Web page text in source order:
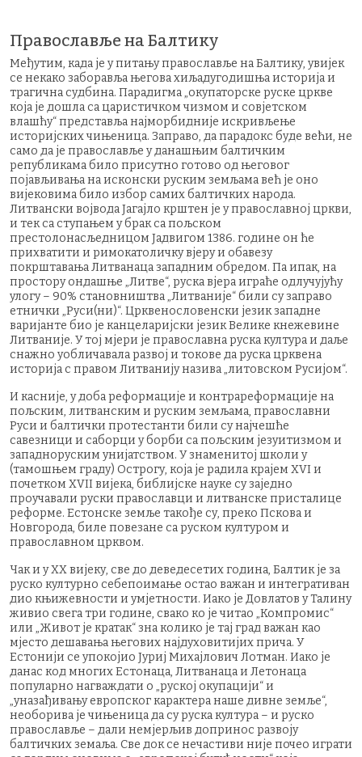
Православље на Балтику
Међутим, када је у питању православље на Балтику, увијек
се некако заборавља његова хиљадугодишња историја и
трагична судбина. Парадигма „окупаторске руске цркве
која је дошла са царистичком чизмом и совјетском
влашћу“ представља најморбидније искривљење
историјских чињеница. Заправо, да парадокс буде већи, не
само да је православље у данашњим балтичким
републикама било присутно готово од његовог
појављивања на исконски руским земљама већ је оно
вијековима било избор самих балтичких народа.
Литвански војвода Јагајло крштен је у православној цркви,
и тек са ступањем у брак са пољском
престолонасљедницом Јадвигом 1386. године он ће
прихватити и римокатоличку вјеру и обавезу
покрштавања Литванаца западним обредом. Па ипак, на
простору ондашње „Литве“, руска вјера играће одлучујућу
улогу – 90% становништва „Литваније“ били су заправо
етнички „Руси(ни)“. Црквенословенски језик западне
варијанте био је канцеларијски језик Велике кнежевине
Литваније. У тој мјери је православна руска култура и даље
снажно уобличавала развој и токове да руска црквена
историја с правом Литванију назива „литовском Русијом“.
И касније, у доба реформације и контрареформације на
пољским, литванским и руским земљама, православни
Руси и балтички протестанти били су најчешће
савезници и саборци у борби са пољским језуитизмом и
западноруским унијатством. У знаменитој школи у
(тамошњем граду) Острогу, која је радила крајем XVI и
почетком XVII вијека, библијске науке су заједно
проучавали руски православци и литванске присталице
реформе. Естонске земље такође су, преко Пскова и
Новгорода, биле повезане са руском културом и
православном црквом.
Чак и у ХХ вијеку, све до деведесетих година, Балтик је за
руско културно себепоимање остао важан и интегративан
дио књижевности и умјетности. Иако је Довлатов у Талину
живио свега три године, свако ко је читао „Компромис“
или „Живот је кратак“ зна колико је тај град важан као
мјесто дешавања његових најдуховитијих прича. У
Естонији се упокојио Јуриј Михајлович Лотман. Иако је
данас код многих Естонаца, Литванаца и Летонаца
популарно нагваждати о „руској окупацији“ и
„уназађивању европског карактера наше дивне земље“,
необорива је чињеница да су руска култура – и руско
православље – дали немјерљив допринос развоју
балтичких земаља. Све док се нечастиви није почео играти